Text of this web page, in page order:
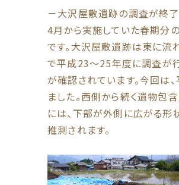
－大沢屋敷遺跡の調査が終
4月から実施していた春期分
です。大沢屋敷遺跡は東に流
で平成23～25年度に調査が
が確認されています。今回は
ました。西側から続く遺物包
には、下部が外側に広がる形
推測されます。